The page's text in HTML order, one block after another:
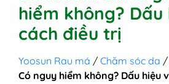
hiểm không? Dấu
cách điều trị
Yoosun Rau má / Chăm sóc da /
Có nguy hiểm không? Dấu hiệu